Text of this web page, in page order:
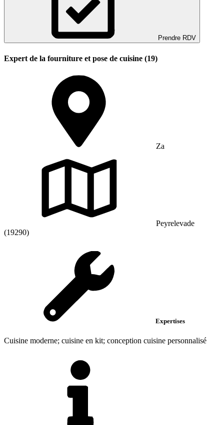
Prendre RDV
Expert de la fourniture et pose de cuisine (19)
Za
Peyrelevade
(19290)
Expertises
Cuisine moderne; cuisine en kit; conception cuisine personnalisé